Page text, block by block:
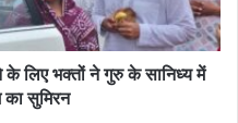
के लिए भक्तों ने गुरु के सानिध्य में
का सुमिरन